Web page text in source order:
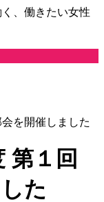
、働きたい女性
を開催しました
第１回
た